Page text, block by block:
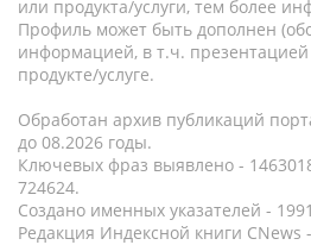
или продукта/услуги, тем более
Профиль может быть дополнен
информацией, в т.ч.
продукте/услуге.
Обработан архив публикаций
до 08.2026 годы.
Ключевых фраз выявлено -
724624.
Создано именных указателей -
Редакция Индексной книги CNews -